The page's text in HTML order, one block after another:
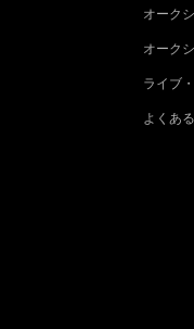
オーク
オーク
ライブ
よくあ